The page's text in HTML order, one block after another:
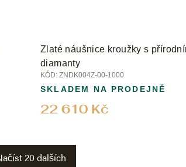
Zlaté náušnice kroužky s
diamanty
KÓD: ZNDK004Z-00-1000
22 610 Kč
SKLADEM NA PRODEJNĚ
20 dalších